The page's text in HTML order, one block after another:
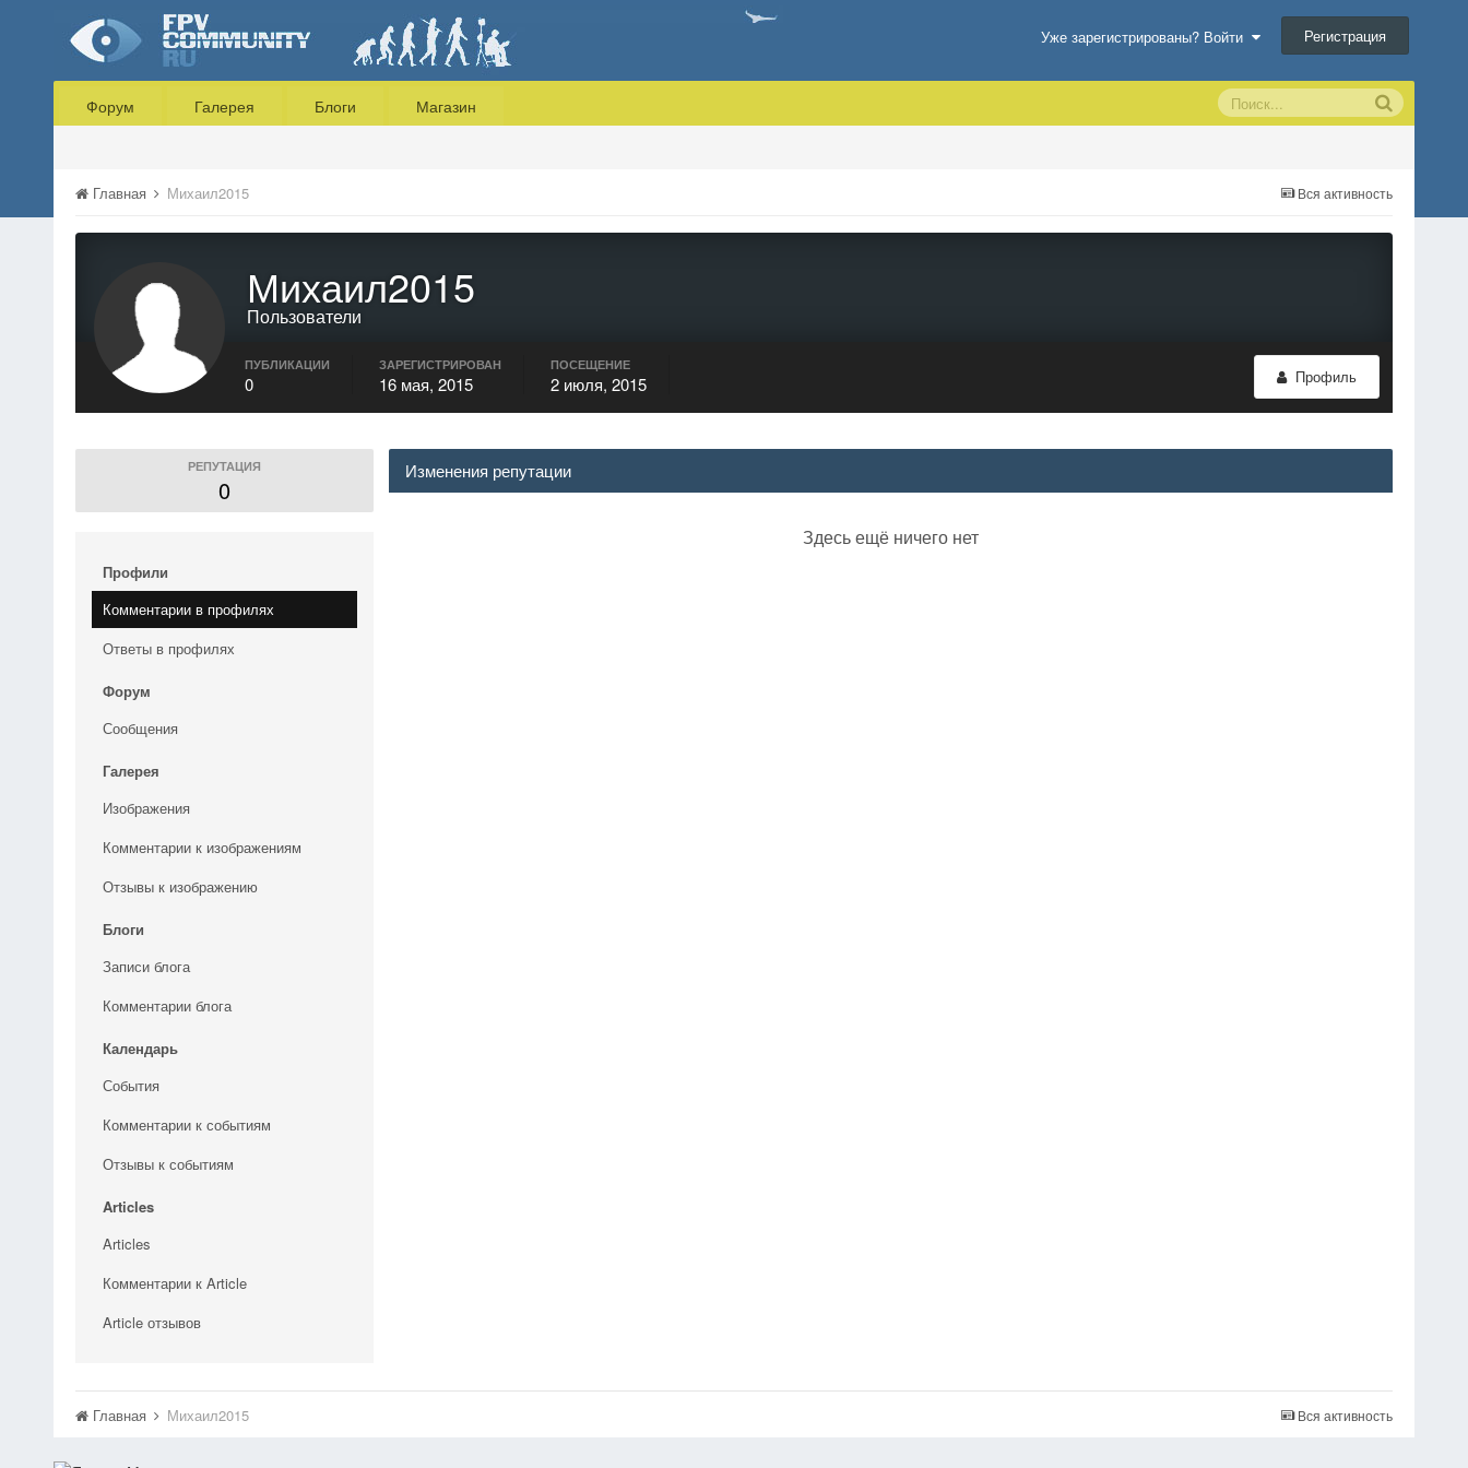
Уже зарегистрированы? Войти Регистрация
Форум Галерея Блоги Магазин
Вся активность
Главная Михаил2015
Михаил2015
Пользователи
Профиль
ПУБЛИКАЦИИ
0
ЗАРЕГИСТРИРОВАН
16 мая, 2015
ПОСЕЩЕНИЕ
2 июля, 2015
РЕПУТАЦИЯ
0
Профили
Комментарии в профилях
Ответы в профилях
Форум
Сообщения
Галерея
Изображения
Комментарии к изображениям
Отзывы к изображению
Блоги
Записи блога
Комментарии блога
Календарь
События
Комментарии к событиям
Отзывы к событиям
Articles
Articles
Комментарии к Article
Article отзывов
Изменения репутации
Здесь ещё ничего нет
Вся активность
Главная Михаил2015